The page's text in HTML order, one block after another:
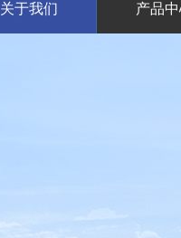
关于我们 产品